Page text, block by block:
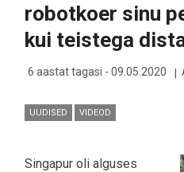
robotkoer sinu
kui teistega
6 aastat tagasi - 09.05.2020
UUDISED VIDEOD
Singapur oli alguses